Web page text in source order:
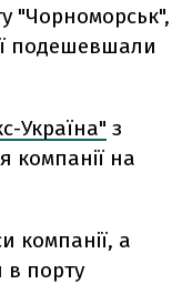
"Чорноморськ",
подешевшали
Україна" з
компанії на
компанії, а
в порту